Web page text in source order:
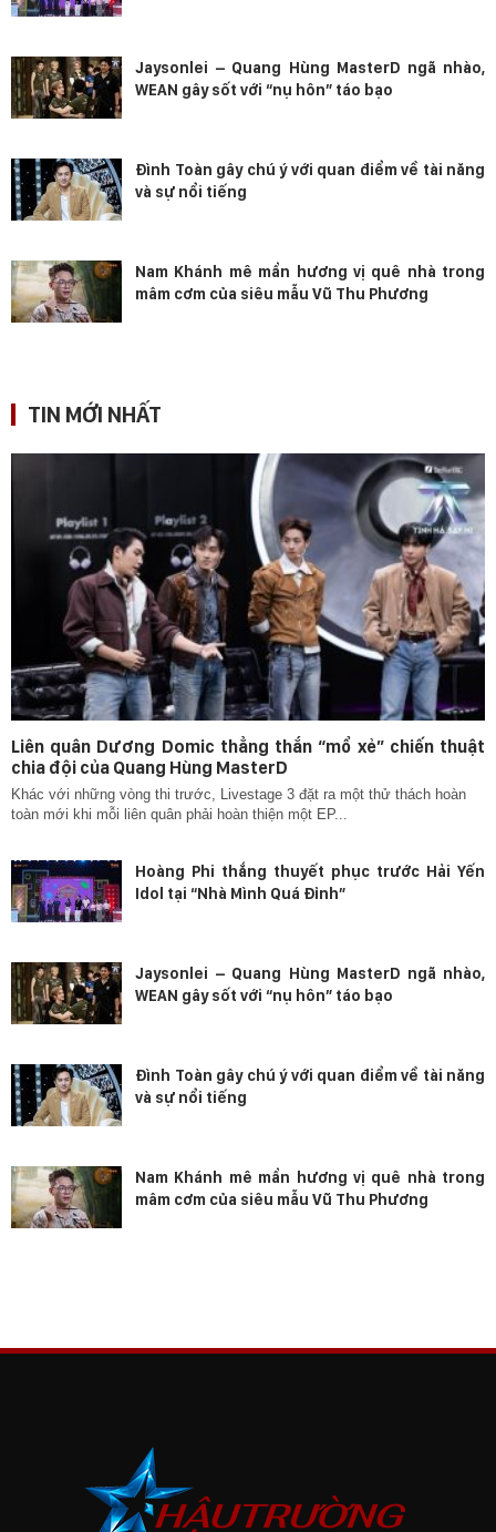
Jaysonlei – Quang Hùng MasterD ngã nhào,
WEAN gây sốt với “nụ hôn” táo bạo
Đình Toàn gây chú ý với quan điểm về tài năng
và sự nổi tiếng
Nam Khánh mê mẩn hương vị quê nhà trong
mâm cơm của siêu mẫu Vũ Thu Phương
TIN MỚI NHẤT
Liên quân Dương Domic thẳng thắn “mổ xẻ” chiến thuật
chia đội của Quang Hùng MasterD
Khác với những vòng thi trước, Livestage 3 đặt ra một thử thách hoàn
toàn mới khi mỗi liên quân phải hoàn thiện một EP...
Hoàng Phi thắng thuyết phục trước Hải Yến
Idol tại “Nhà Mình Quá Đỉnh”
Jaysonlei – Quang Hùng MasterD ngã nhào,
WEAN gây sốt với “nụ hôn” táo bạo
Đình Toàn gây chú ý với quan điểm về tài năng
và sự nổi tiếng
Nam Khánh mê mẩn hương vị quê nhà trong
mâm cơm của siêu mẫu Vũ Thu Phương